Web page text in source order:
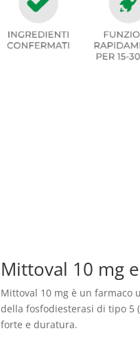
Mittoval 10 mg
Mittoval 10 mg è un
della fosfodiesterasi di tipo 5
forte e duratura.